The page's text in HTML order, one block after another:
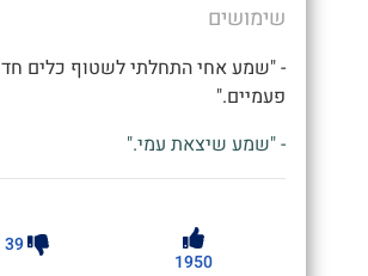
שימושים
- "שמע אחי התחלתי לשטוף כלים חד
פעמיים."
- "שמע שיצאת עמי."
1950
39